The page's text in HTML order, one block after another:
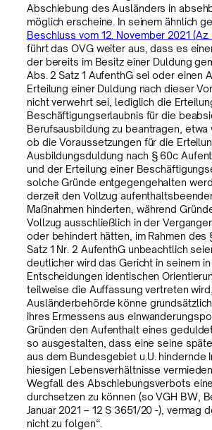
Abschiebung des Ausländers in
möglich erscheine. In seinem ähnlich
Beschluss vom 12. November 2021 (Az.
führt das OVG weiter aus, dass es
der bereits im Besitz einer Duldung
Abs. 2 Satz 1 AufenthG sei oder einen
Erteilung einer Duldung nach dieser
nicht verwehrt sei, lediglich die
Beschäftigungserlaubnis für die
Berufsausbildung zu beantragen, etwa
ob die Voraussetzungen für die
Ausbildungsduldung nach § 60c
und der Erteilung einer
solche Gründe entgegengehalten
derzeit den Vollzug
Maßnahmen hinderten, während
Vollzug ausschließlich in der
oder behindert hätten, im Rahmen des
Satz 1 Nr. 2 AufenthG unbeachtlich
deutlicher wird das Gericht in seinem
Entscheidungen identischen
teilweise die Auffassung vertreten
Ausländerbehörde könne grundsätzlich
ihres Ermessens aus
Gründen den Aufenthalt eines
so ausgestalten, dass eine seine
aus dem Bundesgebiet u.U. hindernde
hiesigen Lebensverhältnisse
Wegfall des Abschiebungsverbots
durchsetzen zu können (so VGH BW,
Januar 2021 – 12 S 3651/20 -), vermag
nicht zu folgen“.